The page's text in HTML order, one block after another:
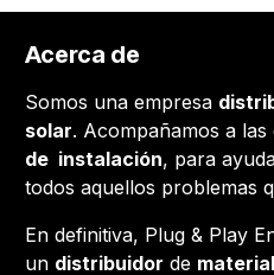
Acerca de
Somos una empresa
solar. Acompañamos a
de instalación, para
todos aquellos problemas
En definitiva, Plug & Play
un distribuidor de